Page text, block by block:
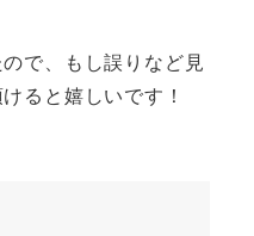
で、もし誤りなど見
ると嬉しいです！